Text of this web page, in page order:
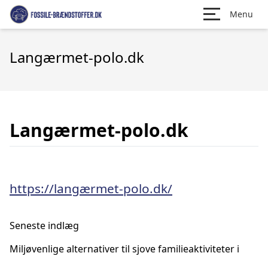
Menu
Langærmet-polo.dk
Langærmet-polo.dk
https://langærmet-polo.dk/
Seneste indlæg
Miljøvenlige alternativer til sjove familieaktiviteter i